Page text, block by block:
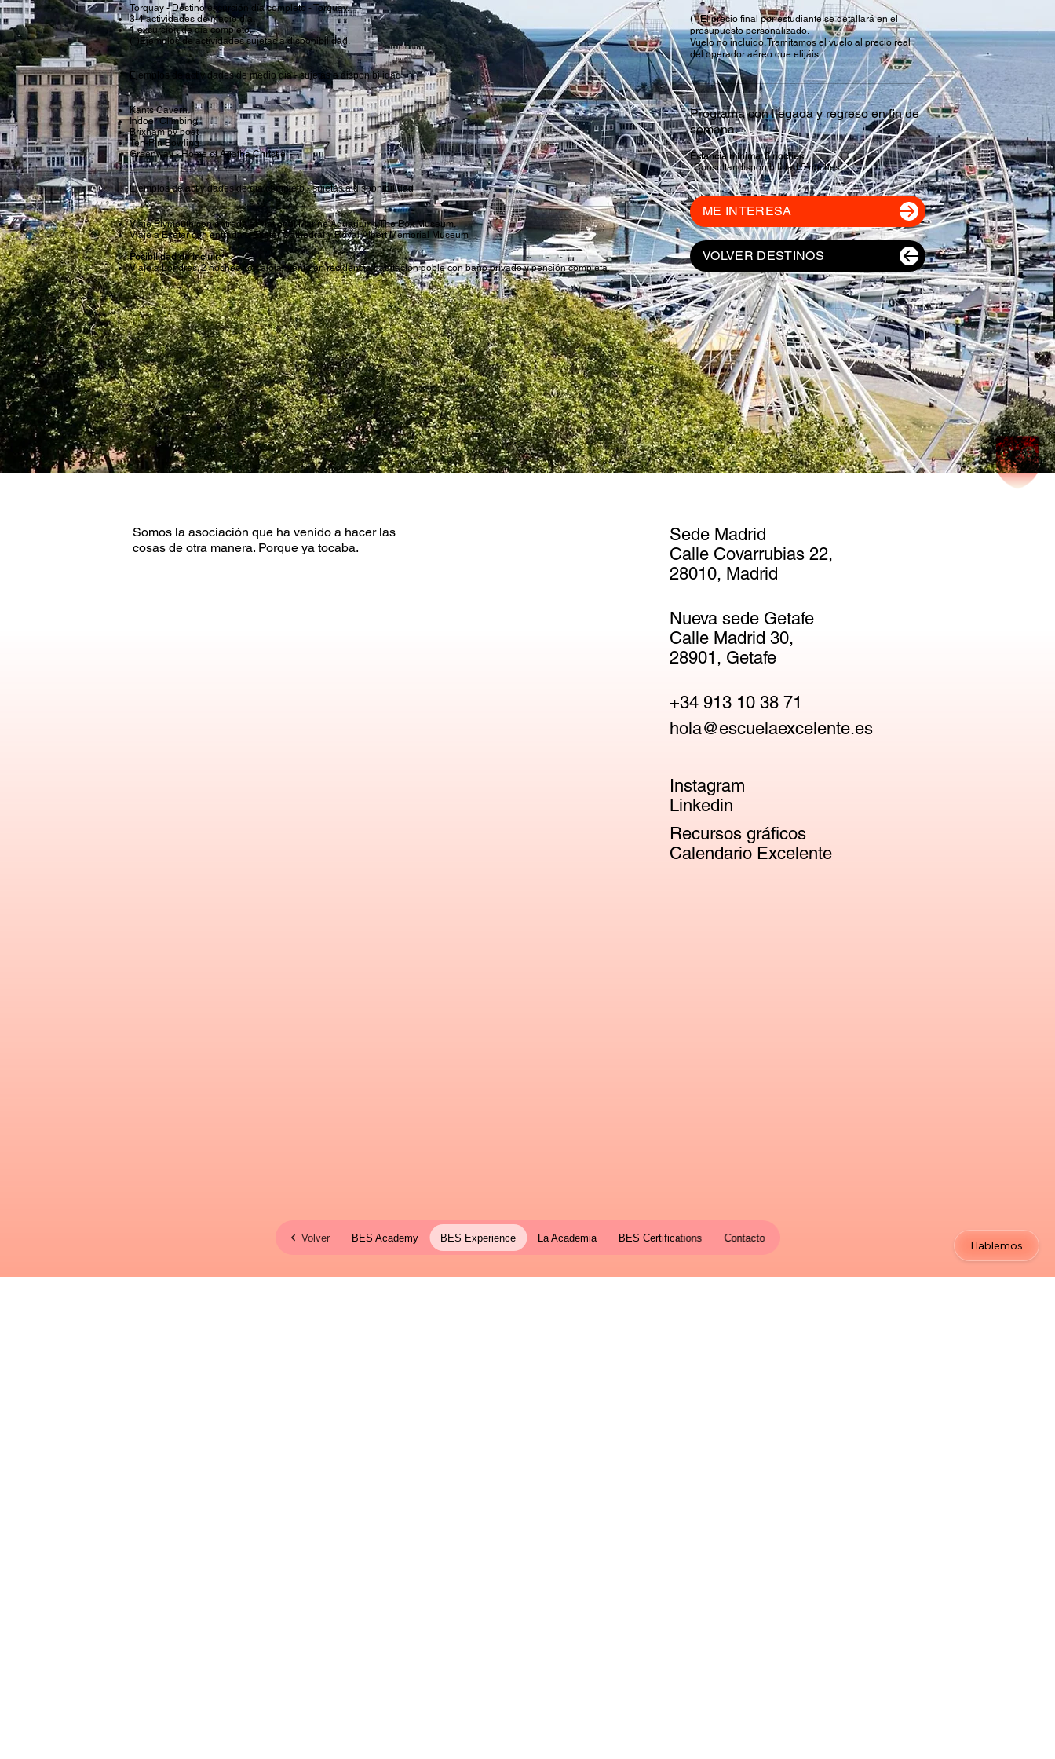
Legales
© 2026 Escuela Excelente
Torquay - Destino excursión día completo - Torquay.
3-4 actividades de medio día.
1 excursión de día completo.
(*)Ejemplos de actividades sujetas a disponibilidad.
Ejemplos de actividades de medio día - sujetas a disponibilidad
Kants Cavern
Indoor Climbing
Brixham by boat
Ten-Pin Bowling
Greenway - Home of Agatha Christie
Ejemplos de actividades de día completo - sujetas a disponibilidad
Viaje Plymouth con entrada al National Marine Aquarium yThe Box Museum.
Viaje a Exeter con entrada a Exeter Cathedral y Royal Albert Memorial Museum
Posibilidad de incluir:
Viaje a Londres. 2 noches con alojamiento en residencia habitación doble con baño privado y pensión completa.
(*)El precio final por estudiante se detallará en el
presupuesto personalizado.
Vuelo no incluido. Tramitamos el vuelo al precio real
del operador aéreo que elijáis.
Programa con llegada y regreso en fin de
semana.
Estancia mínima: 6 noches.
*Consultar disponibilidad 5 noches.
ME INTERESA
VOLVER DESTINOS
Somos la asociación que ha venido a hacer las
cosas de otra manera. Porque ya tocaba.
Sede Madrid
Calle Covarrubias 22,
28010, Madrid
Nueva sede Getafe
Calle Madrid 30,
28901, Getafe
+34 913 10 38 71
hola@escuelaexcelente.es
Instagram
Linkedin
Recursos gráficos
Calendario Excelente
Hablemos
Volver BES Academy BES Experience La Academia BES Certifications Contacto